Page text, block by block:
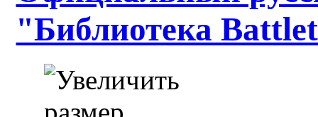
"Библиотека